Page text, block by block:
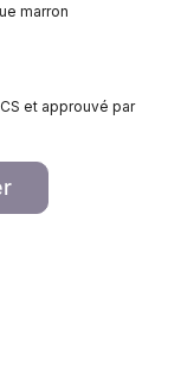
marron
et approuvé par